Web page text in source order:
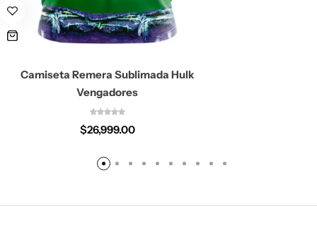
Camiseta Remera Sublimada Hulk
Vengadores
$26,999.00